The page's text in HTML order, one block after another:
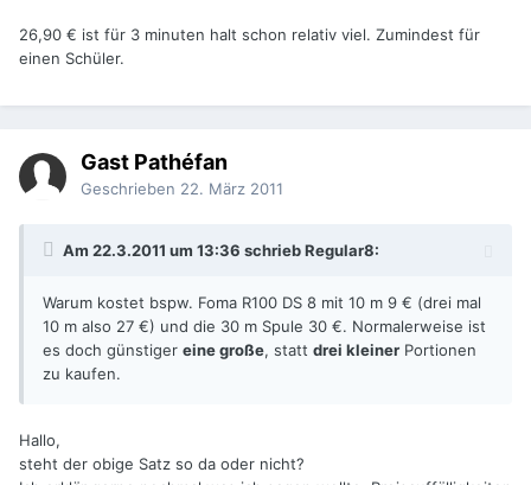
26,90 € ist für 3 minuten halt schon relativ viel. Zumindest für
einen Schüler.
Gast Pathéfan
Geschrieben 22. März 2011
Am 22.3.2011 um 13:36 schrieb Regular8:
Warum kostet bspw. Foma R100 DS 8 mit 10 m 9 € (drei mal
10 m also 27 €) und die 30 m Spule 30 €. Normalerweise ist
es doch günstiger eine große, statt drei kleiner Portionen
zu kaufen.
Hallo,
steht der obige Satz so da oder nicht?